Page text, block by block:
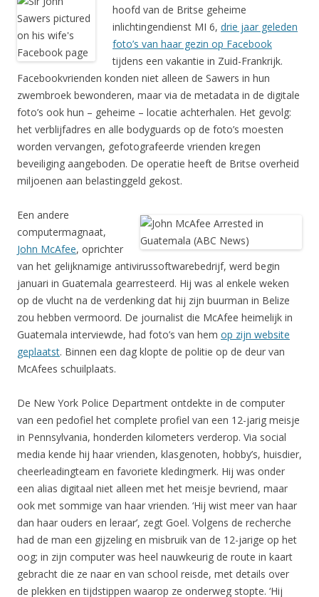
hoofd van de Britse geheime
inlichtingendienst MI 6, drie jaar geleden
foto’s van haar gezin op Facebook
tijdens een vakantie in Zuid-Frankrijk.
Facebookvrienden konden niet alleen de Sawers in hun
zwembroek bewonderen, maar via de metadata in de digitale
foto’s ook hun – geheime – locatie achterhalen. Het gevolg:
het verblijfadres en alle bodyguards op de foto’s moesten
worden vervangen, gefotografeerde vrienden kregen
beveiliging aangeboden. De operatie heeft de Britse overheid
miljoenen aan belastinggeld gekost.
Een andere
computermagnaat,
John McAfee, oprichter
van het gelijknamige antivirussoftwarebedrijf, werd begin
januari in Guatemala gearresteerd. Hij was al enkele weken
op de vlucht na de verdenking dat hij zijn buurman in Belize
zou hebben vermoord. De journalist die McAfee heimelijk in
Guatemala interviewde, had foto’s van hem op zijn website
geplaatst. Binnen een dag klopte de politie op de deur van
McAfees schuilplaats.
De New York Police Department ontdekte in de computer
van een pedofiel het complete profiel van een 12-jarig meisje
in Pennsylvania, honderden kilometers verderop. Via social
media kende hij haar vrienden, klasgenoten, hobby’s, huisdier,
cheerleadingteam en favoriete kledingmerk. Hij was onder
een alias digitaal niet alleen met het meisje bevriend, maar
ook met sommige van haar vrienden. ‘Hij wist meer van haar
dan haar ouders en leraar’, zegt Goel. Volgens de recherche
had de man een gijzeling en misbruik van de 12-jarige op het
oog; in zijn computer was heel nauwkeurig de route in kaart
gebracht die ze naar en van school reisde, met details over
de plekken en tijdstippen waarop ze onderweg stopte. ‘Hij